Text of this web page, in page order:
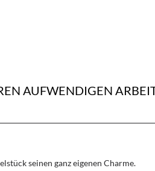
AUFWENDIGEN
seinen ganz eigenen Charme.